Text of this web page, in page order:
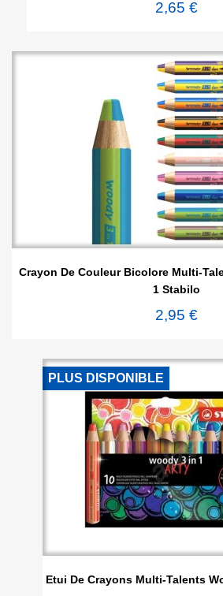
2,65 €
Crayon De Couleur Bicolore Multi-
1 Stabilo
2,95 €
Etui De Crayons Multi-Talents
PLUS DISPONIBLE